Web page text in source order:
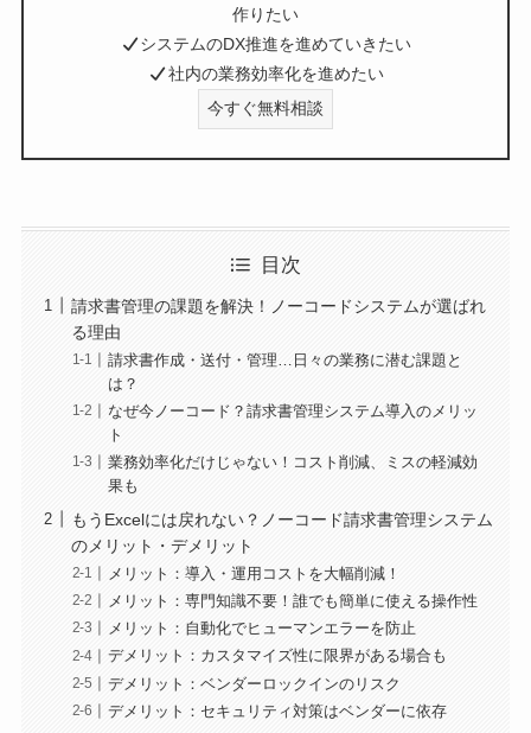
作りたい
システムのDX推進を進めていきたい
社内の業務効率化を進めたい
今すぐ無料相談
目次
請求書管理の課題を解決！ノーコードシステムが選ばれ
る理由
請求書作成・送付・管理…日々の業務に潜む課題と
は？
なぜ今ノーコード？請求書管理システム導入のメリッ
ト
業務効率化だけじゃない！コスト削減、ミスの軽減効
果も
もうExcelには戻れない？ノーコード請求書管理システム
のメリット・デメリット
メリット：導入・運用コストを大幅削減！
メリット：専門知識不要！誰でも簡単に使える操作性
メリット：自動化でヒューマンエラーを防止
デメリット：カスタマイズ性に限界がある場合も
デメリット：ベンダーロックインのリスク
デメリット：セキュリティ対策はベンダーに依存